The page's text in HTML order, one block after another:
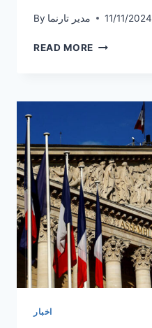
By مدیر تارنما 11/11/2024
READ MORE خبر
فرانسه
قطع
می‌شود؟
اخبار